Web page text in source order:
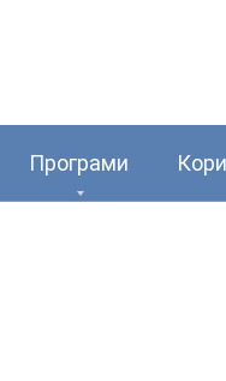
Програми